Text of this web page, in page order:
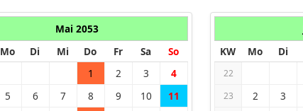
Mai 2053
Mo Di Mi Do Fr Sa So
1 2 3 4
5 6 7 8 9 10 11
KW
Mo Di
22
23 2 3